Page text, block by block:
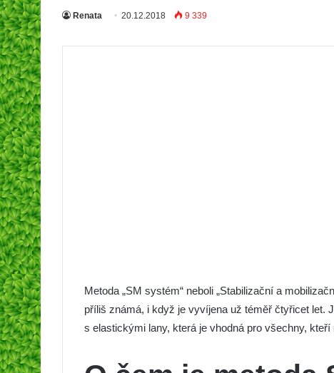
Renata 20.12.2018 9 339
Metoda „SM systém“ neboli „Stabilizační a
příliš známá, i když je vyvíjena už téměř čtyřicet let.
s elastickými lany, která je vhodná pro všechny,